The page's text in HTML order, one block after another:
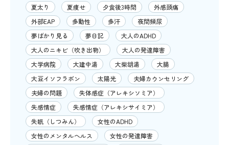
夏太り
夏痩せ 夕食後3時間
外感頭痛
外部EAP
多動性 多汗
夜間頻尿
夢ばかり見る
夢日記
大人のADHD
大人のニキビ（吹き出物）
大人の発達障害
大学病院
大建中湯 大柴胡湯
大腸
大豆イソフラボン
太陽光
夫婦カウンセリング
夫婦の問題
失体感症（アレキシソミア）
失感情症
失感情症（アレキシサイミア）
失眠（しつみん）
女性のADHD
女性のメンタルヘルス
女性の発達障害